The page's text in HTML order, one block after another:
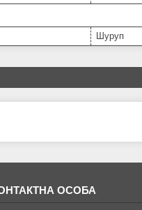
Шуруп